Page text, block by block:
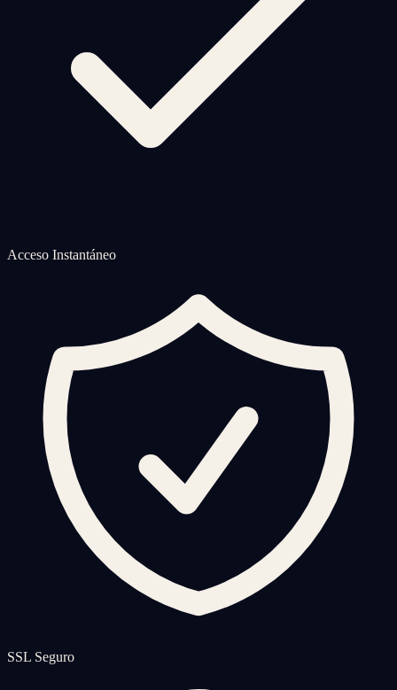
Acceso Instantáneo
SSL Seguro